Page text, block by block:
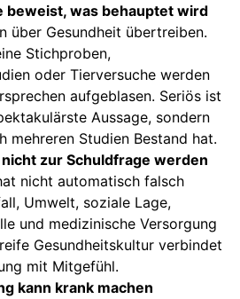
beweist, was behauptet wird
über Gesundheit übertreiben.
Stichproben,
oder Tierversuche werden
aufgeblasen. Seriös ist
Aussage, sondern
mehreren Studien Bestand hat.
zur Schuldfrage werden
nicht automatisch falsch
Umwelt, soziale Lage,
und medizinische Versorgung
Gesundheitskultur verbindet
mit Mitgefühl.
kann krank machen